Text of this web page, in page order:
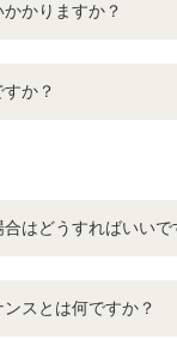
かりますか？
か？
はどうすればいいで
スとは何ですか？